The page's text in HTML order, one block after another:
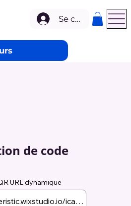
Se connecter
de code
URL dynamique